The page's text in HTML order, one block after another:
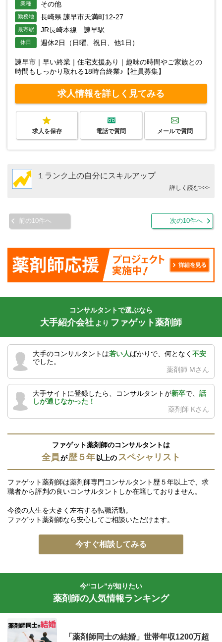
業種 その他
勤務地 長崎県 諫早市天満町12-27
最寄駅 JR長崎本線 諫早駅
休日 週休2日（日曜、祝日、他1日）
諫早市｜早い終業｜住宅支援あり｜趣味の時間やご家族との
時間もしっかり取れる18時台終業♪【社員募集】
求人情報を詳しく見てみる
求人を保存 電話で質問 メールで質問
１ランク上の自分にスキルアップ
詳しく読む>>>
前の10件へ 次の10件へ
コンサルタントで選ぶなら
大手紹介会社 より ファゲット薬剤師
大手のコンサルタントは若い人ばかりで、何となく 不安
でした。
薬剤師 Mさん
大手サイトに登録したら、コンサルタントが新卒で、 話
しが通じなかった！
薬剤師 Kさん
ファゲット薬剤師のコンサルタントは
全員が歴５年以上のスペシャリスト
ファゲット薬剤師は薬剤師専門コンサルタント歴５年以上で、求
職者から評判の良いコンサルタントしか在籍しておりません。
今後の人生を大きく左右する転職活動。
ファゲット薬剤師なら安心してご相談いただけます。
今すぐ相談してみる
今“コレ”が知りたい
薬剤師の人気情報ランキング
「薬剤師同士の結婚」世帯年収1200万超